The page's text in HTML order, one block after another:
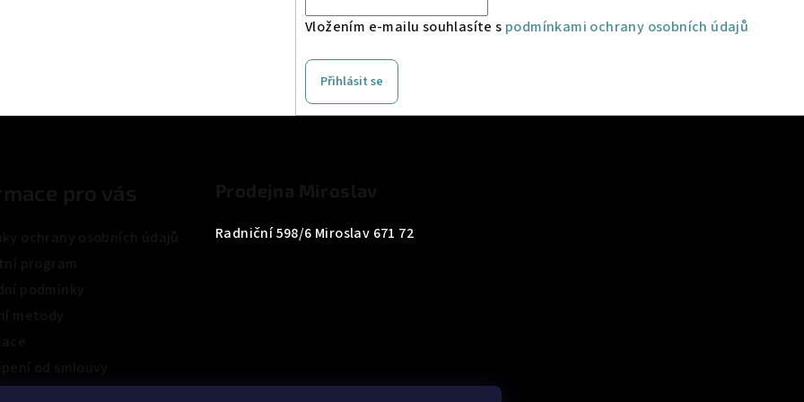
Vložením e-mailu souhlasíte s podmínkami ochrany osobních údajů
Přihlásit se
Radniční 598/6 Miroslav 671 72